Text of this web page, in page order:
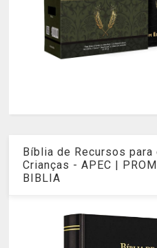
Bíblia de Recursos
Crianças - APEC |
BIBLIA